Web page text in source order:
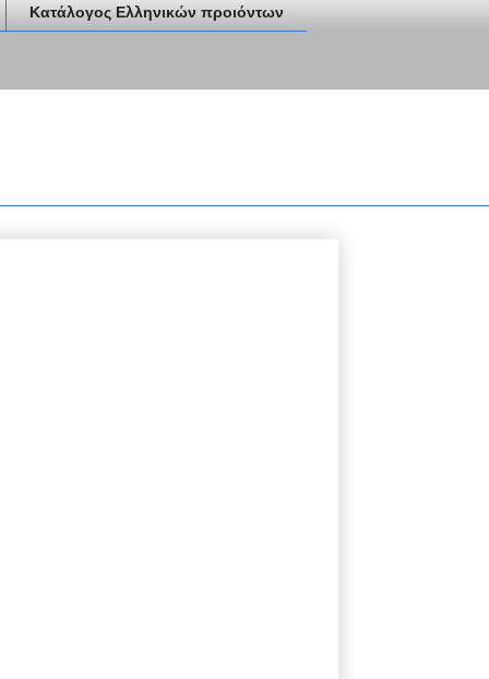
Κατάλογος Ελληνικών προιόντων